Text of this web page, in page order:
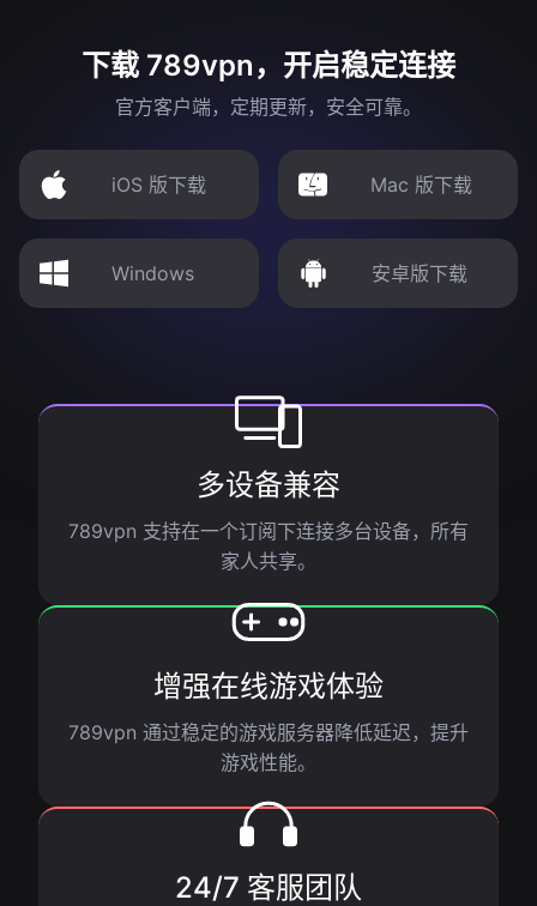
下载 789vpn，开启稳定连接
官方客户端，定期更新，安全可靠。
iOS 版下载 Mac 版下载
Windows 安卓版下载
多设备兼容
789vpn 支持在一个订阅下连接多台设备，所有
家人共享。
增强在线游戏体验
789vpn 通过稳定的游戏服务器降低延迟，提升
游戏性能。
24/7 客服团队